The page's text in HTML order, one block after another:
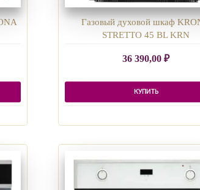
Газовый духовой шкаф
STRETTO 45 BL KRN
36 390,00₽
КУПИТЬ